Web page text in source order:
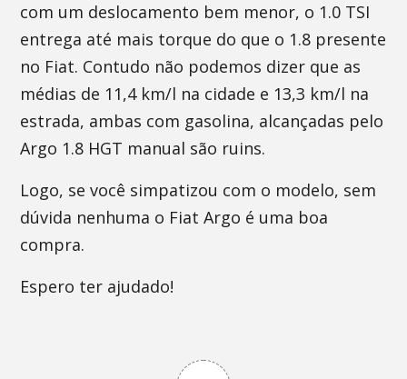
com um deslocamento bem menor, o 1.0 TSI
entrega até mais torque do que o 1.8 presente
no Fiat. Contudo não podemos dizer que as
médias de 11,4 km/l na cidade e 13,3 km/l na
estrada, ambas com gasolina, alcançadas pelo
Argo 1.8 HGT manual são ruins.
Logo, se você simpatizou com o modelo, sem
dúvida nenhuma o Fiat Argo é uma boa
compra.
Espero ter ajudado!